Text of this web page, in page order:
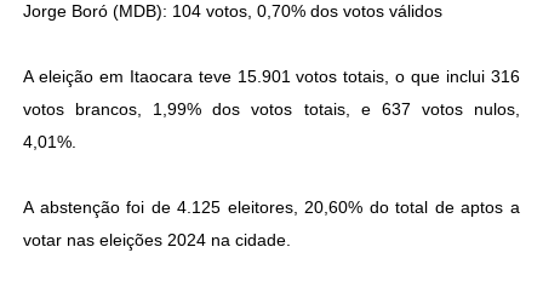
Jorge Boró (MDB): 104 votos, 0,70% dos votos válidos
A eleição em Itaocara teve 15.901 votos totais, o que inclui 316
votos brancos, 1,99% dos votos totais, e 637 votos nulos,
4,01%.
A abstenção foi de 4.125 eleitores, 20,60% do total de aptos a
votar nas eleições 2024 na cidade.